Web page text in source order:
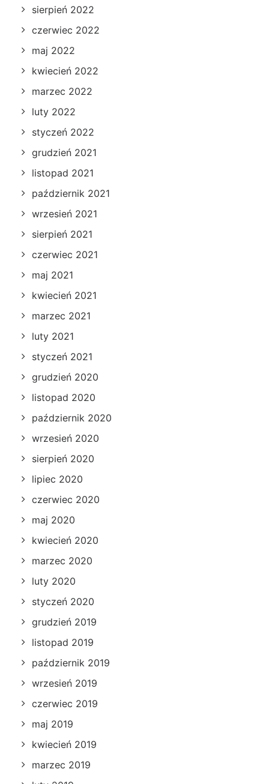
sierpień 2022
czerwiec 2022
maj 2022
kwiecień 2022
marzec 2022
luty 2022
styczeń 2022
grudzień 2021
listopad 2021
październik 2021
wrzesień 2021
sierpień 2021
czerwiec 2021
maj 2021
kwiecień 2021
marzec 2021
luty 2021
styczeń 2021
grudzień 2020
listopad 2020
październik 2020
wrzesień 2020
sierpień 2020
lipiec 2020
czerwiec 2020
maj 2020
kwiecień 2020
marzec 2020
luty 2020
styczeń 2020
grudzień 2019
listopad 2019
październik 2019
wrzesień 2019
czerwiec 2019
maj 2019
kwiecień 2019
marzec 2019